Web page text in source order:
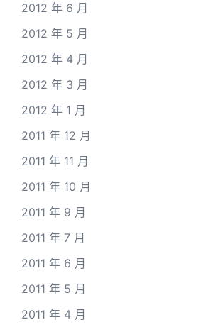
2012 年 6 月
2012 年 5 月
2012 年 4 月
2012 年 3 月
2012 年 1 月
2011 年 12 月
2011 年 11 月
2011 年 10 月
2011 年 9 月
2011 年 7 月
2011 年 6 月
2011 年 5 月
2011 年 4 月